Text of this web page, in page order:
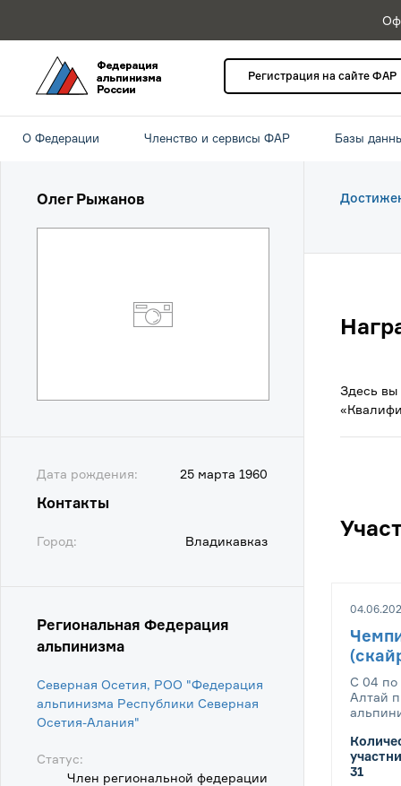
Регистрация на сайте ФАР
О Федерации Членство и сервисы ФАР Базы
Олег Рыжанов
Дата рождения: 25 марта 1960
Контакты
Город: Владикавказ
Региональная Федерация
альпинизма
Северная Осетия, РОО "Федерация
альпинизма Республики Северная
Осетия-Алания"
Статус:
Член региональной федерации
Здесь вы
С 04 по
Алтай
31